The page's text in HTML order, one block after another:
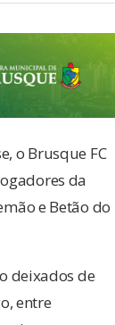
o Brusque FC
da
e Betão do
deixados de
entre